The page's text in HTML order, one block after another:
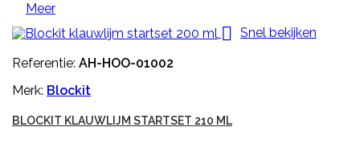
Meer

Snel bekijken
Referentie: AH-HOO-01002
Merk: Blockit
BLOCKIT KLAUWLIJM STARTSET 210 ML